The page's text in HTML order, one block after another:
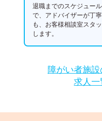
退職までのスケジュー
で、アドバイザーが丁
も、お客様相談室スタ
します。
障がい者施
求人